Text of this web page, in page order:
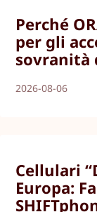
Perché
per gli
sovranità
2026-08-06
Cellulari
Europa: